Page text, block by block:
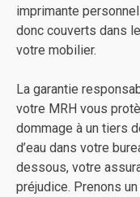
imprimante
donc couverts dans
votre mobilier.
La garantie
votre MRH vous
dommage à un tiers
d’eau dans votre
dessous, votre
préjudice. Prenons